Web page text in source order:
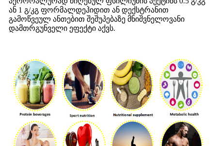
ან 1 გ/კგ ფორმალდეჰიდით ან დექსტრანით
გამოწვეულ ანთებით შეშუპებაზე მნიშვნელოვანი
დამთრგუნველი ეფექტი აქვს.